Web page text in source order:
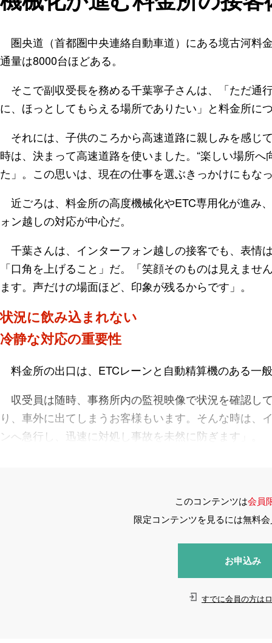
圏央道（首都圏中央連絡自動車道）にある境古河料
通量は8000台ほどある。
そこで副収受長を務める千葉寧子さんは、「ただ通
に、ほっとしてもらえる場所でありたい」と料金所に
それには、子供のころから高速道路に親しみを感じ
時は、決まって高速道路を使いました。“楽しい場所
た」。この思いは、現在の仕事を選ぶきっかけにもな
近ごろは、料金所の高度機械化やETC専用化が進み
ォン越しの対応が中心だ。
千葉さんは、インターフォン越しの接客でも、表情
「口角を上げること」だ。「笑顔そのものは見えませ
ます。声だけの場面ほど、印象が残るからです」。
状況に飲み込まれない
冷静な対応の重要性
料金所の出口は、ETCレーンと自動精算機のある一
収受員は随時、事務所内の監視映像で状況を確認し
り、車外に出てしまうお客様もいます。そんな時は、
ンへ急行し、迅速に対処し事故を未然に防ぎます」。
このコンテンツは会員
限定コンテンツを見るには無料
お申込み
すでに会員の方は